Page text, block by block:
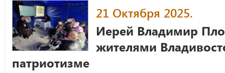
21 Октября 2025.
Иерей Владимир
жителями
патриотизме